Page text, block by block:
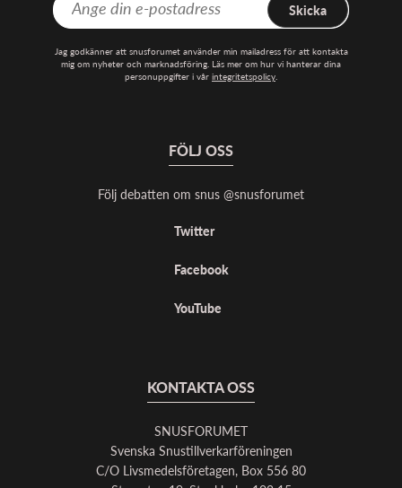
Skicka
Jag godkänner att snusforumet använder min mailadress för att kontakta
mig om nyheter och marknadsföring. Läs mer om hur vi hanterar dina
personuppgifter i vår integritetspolicy.
FÖLJ OSS
Följ debatten om snus @snusforumet
Twitter
Facebook
YouTube
KONTAKTA OSS
SNUSFORUMET
Svenska Snustillverkarföreningen
C/O Livsmedelsföretagen, Box 556 80